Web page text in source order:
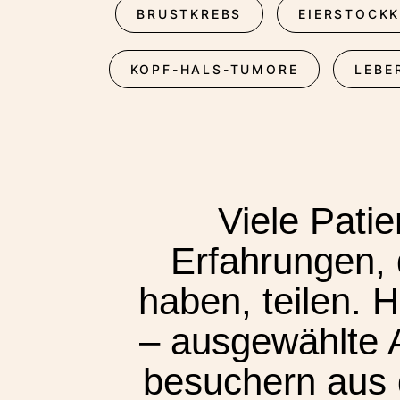
BRUSTKREBS
KOPF-HALS-TUMORE
Viele
haben, teilen.
– ausgewählte
besuchern